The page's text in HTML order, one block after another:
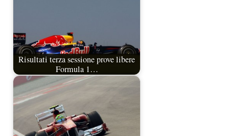
Risultati terza sessione prove libere
Formula 1…